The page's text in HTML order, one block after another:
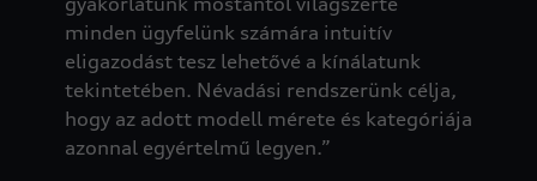
minden ügyfelünk számára intuitív
eligazodást tesz lehetővé a kínálatunk
tekintetében. Névadási rendszerünk célja,
hogy az adott modell mérete és kategóriája
azonnal egyértelmű legyen.”